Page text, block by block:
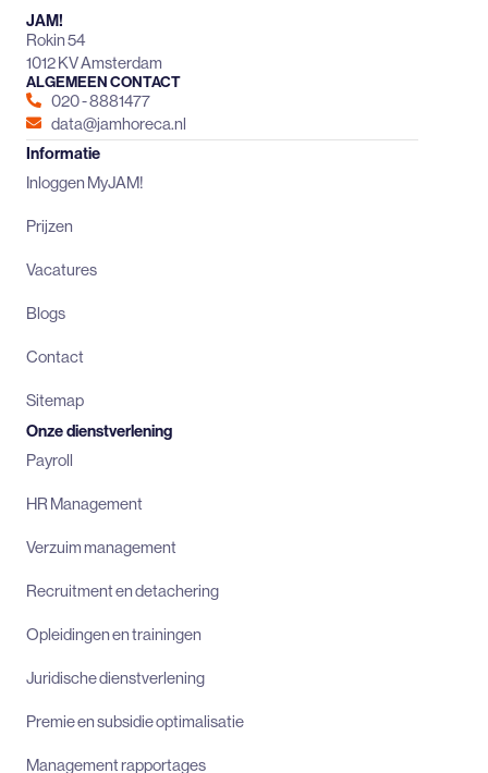
JAM!
Rokin 54
1012 KV Amsterdam
ALGEMEEN CONTACT
020 - 8881477
data@jamhoreca.nl
Informatie
Inloggen MyJAM!
Prijzen
Vacatures
Blogs
Contact
Sitemap
Onze dienstverlening
Payroll
HR Management
Verzuim management
Recruitment en detachering
Opleidingen en trainingen
Juridische dienstverlening
Premie en subsidie optimalisatie
Management rapportages